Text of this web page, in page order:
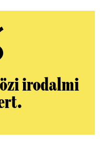
irodalmi